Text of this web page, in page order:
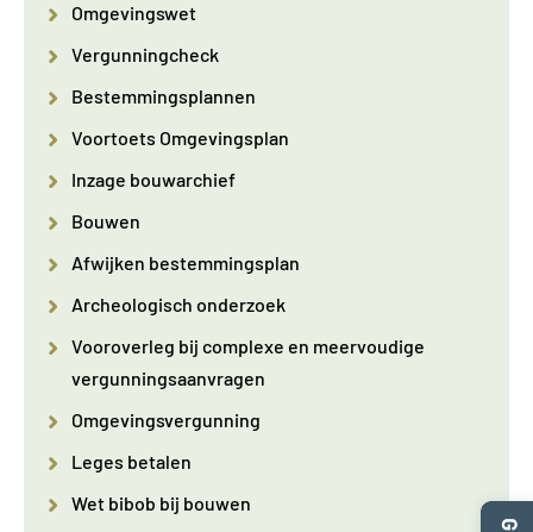
Omgevingswet
Vergunningcheck
Bestemmingsplannen
Voortoets Omgevingsplan
Inzage bouwarchief
Bouwen
Afwijken bestemmingsplan
Archeologisch onderzoek
Vooroverleg bij complexe en meervoudige
vergunningsaanvragen
Omgevingsvergunning
Leges betalen
Wet bibob bij bouwen